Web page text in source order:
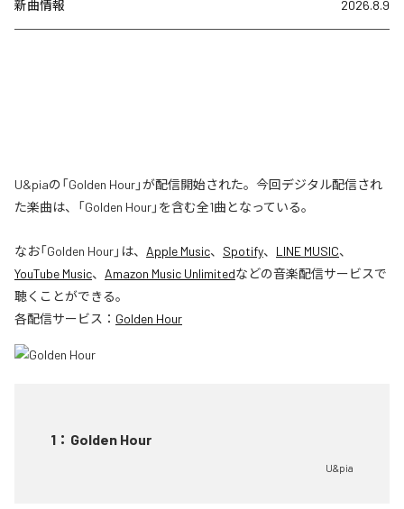
新曲情報 2026.8.9
U&piaの「Golden Hour」が配信開始された。今回デジタル配信され
た楽曲は、「Golden Hour」を含む全1曲となっている。
なお「Golden Hour」は、 Apple Music、 Spotify、 LINE MUSIC、
YouTube Music、 Amazon Music Unlimitedなどの音楽配信サービスで
聴くことができる。
各配信サービス： Golden Hour
1 ： Golden Hour
U&pia